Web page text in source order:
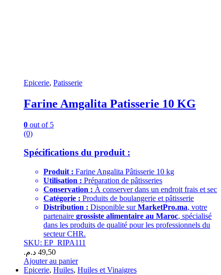
Epicerie, Patisserie
Farine Amgalita Patisserie 10 KG
0 out of 5
(0)
Spécifications du produit :
Produit : Farine Angalita Pâtisserie 10 kg
Utilisation : Préparation de pâtisseries
Conservation : À conserver dans un endroit frais et sec
Catégorie : Produits de boulangerie et pâtisserie
Distribution : Disponible surMarketPro.ma, votre
partenaire grossiste alimentaire au Maroc, spécialisé
dans les produits de qualité pour les professionnels du
secteur CHR.
SKU: EP_RIPA111
49,50 د.م.
Ajouter au panier
Epicerie, Huiles, Huiles et Vinaigres